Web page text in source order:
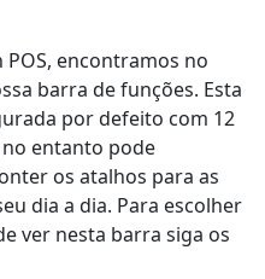
encontramos no
barra de funções. Esta
por defeito com 12
entanto pode
os atalhos para as
dia a dia. Para escolher
ver nesta barra siga os